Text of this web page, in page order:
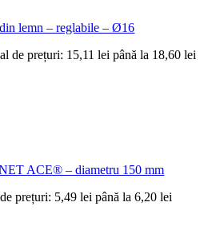
lemn – reglabile – Ø16
de prețuri: 15,11 lei până la 18,60 lei
ACE® – diametru 150 mm
prețuri: 5,49 lei până la 6,20 lei